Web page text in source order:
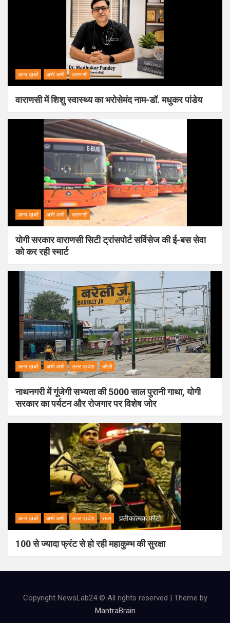
अन्य ख़बरें अभी अभी वाराणसी
वाराणसी में शिशु स्वास्थ्य का भरोसेमंद नाम-डॉ. मधुकर पांडेय
अन्य ख़बरें अभी अभी वाराणसी
योगी सरकार वाराणसी सिटी ट्रांसपोर्ट सर्विसेज की ई-बस सेवा
को कर रही स्मार्ट
अन्य ख़बरें अभी अभी उत्तर प्रदेश बरेली
नाथनगरी में गूंजेगी सभ्यता की 5000 साल पुरानी गाथा, योगी
सरकार का पर्यटन और रोजगार पर विशेष जोर
अन्य ख़बरें अभी अभी उत्तर प्रदेश राज्य
100 से ज्यादा फ्रंट से हो रही महाकुम्भ की सुरक्षा
Copyright NewsLab24 © All rights reserved | Theme by
MantraBrain